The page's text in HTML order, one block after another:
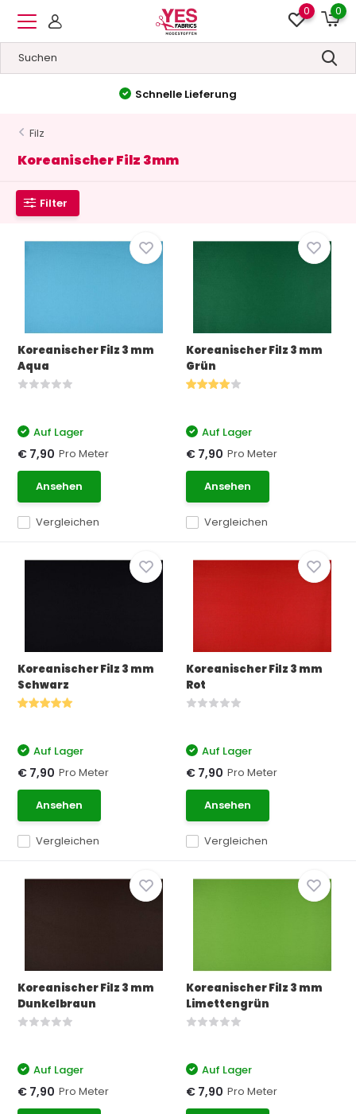
0 0
Hohe Qualität&Niedrige Preise
Filz
Koreanischer Filz 3mm
Filter
Koreanischer Filz 3 mm
Aqua
Vergleichen
Auf Lager
€ 7,90 Pro Meter
Ansehen
Koreanischer Filz 3 mm
Grün
Vergleichen
Auf Lager
€ 7,90 Pro Meter
Ansehen
Koreanischer Filz 3 mm
Schwarz
Vergleichen
Auf Lager
€ 7,90 Pro Meter
Ansehen
Koreanischer Filz 3 mm
Rot
Vergleichen
Auf Lager
€ 7,90 Pro Meter
Ansehen
Koreanischer Filz 3 mm
Dunkelbraun
Auf Lager
€ 7,90 Pro Meter
Koreanischer Filz 3 mm
Limettengrün
Auf Lager
€ 7,90 Pro Meter